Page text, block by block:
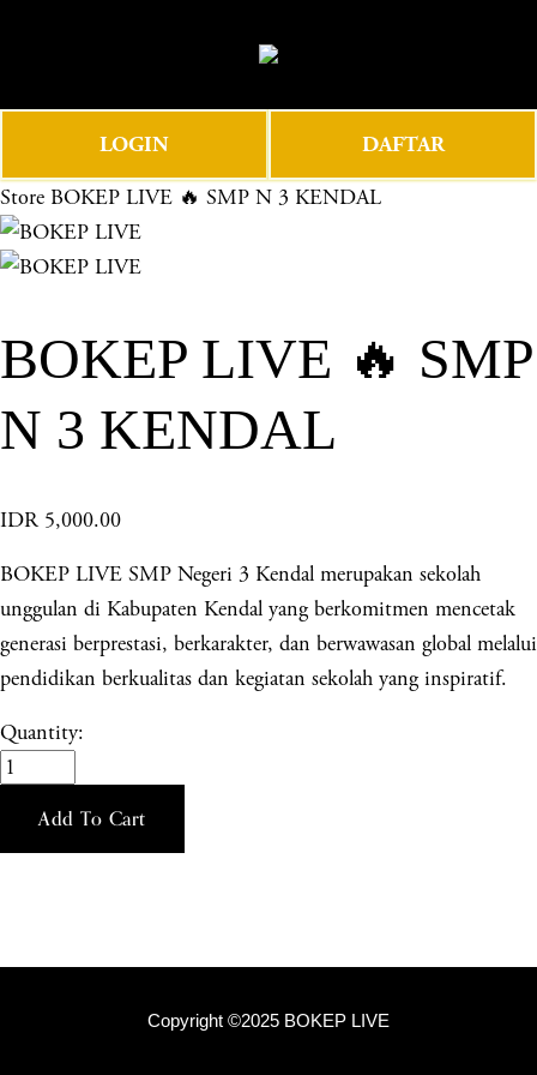
e
e
n
u
LOGIN DAFTAR
Store BOKEP LIVE 🔥 SMP N 3 KENDAL
BOKEP LIVE 🔥 SMP
N 3 KENDAL
IDR 5,000.00
BOKEP LIVE SMP Negeri 3 Kendal merupakan sekolah
unggulan di Kabupaten Kendal yang berkomitmen mencetak
generasi berprestasi, berkarakter, dan berwawasan global melalui
pendidikan berkualitas dan kegiatan sekolah yang inspiratif.
Quantity:
Add To Cart
Copyright ©2025 BOKEP LIVE